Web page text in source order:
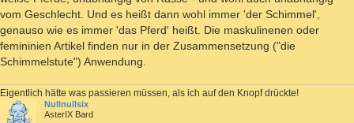
vom Geschlecht. Und es heißt dann wohl immer 'der Schimmel',
genauso wie es immer 'das Pferd' heißt. Die maskulinenen oder
femininien Artikel finden nur in der Zusammensetzung ("die
Schimmelstute") Anwendung.
Eigentlich hätte was passieren müssen, als ich auf den Knopf drückte!
Nullnullsix
AsterIX Bard